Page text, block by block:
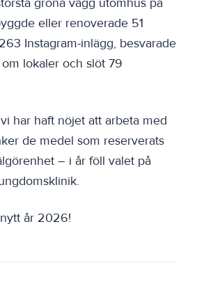
eller renoverade 51
Instagram-inlägg, besvarade
lokaler och slöt 79
har haft nöjet att arbeta med
de medel som reserverats
– i år föll valet på
år 2026!